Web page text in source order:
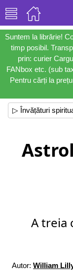
Suntem la librărie!
timp posibil.
prin: curier
FANbox etc. (sub
Pentru cărți la
▷ Învățături
A treia
Autor: William